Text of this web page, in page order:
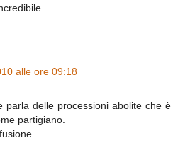
alle ore 09:18
parla delle processioni abolite che è
partigiano.